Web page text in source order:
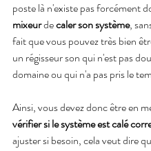
poste là n'existe pas forcément
mixeur de caler son système,
fait que vous pouvez très bien
un régisseur son qui n'est pas
domaine ou qui n'a pas pris le
Ainsi, vous devez donc être en
vérifier si le système est calé
ajuster si besoin, cela veut dire